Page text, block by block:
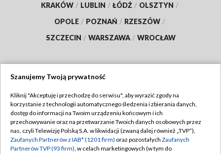
KRAKÓW / LUBLIN / ŁÓDŹ / OLSZTYN /
OPOLE / POZNAŃ / RZESZÓW /
SZCZECIN / WARSZAWA / WROCŁAW
TVP
Abonament TVP
Emisja w TVP
Regulamin TVP
Polityka prywatności
Szanujemy Twoją prywatność
Kliknij "Akceptuję i przechodzę do serwisu", aby wyrazić zgody na
korzystanie z technologii automatycznego śledzenia i zbierania danych,
dostęp do informacji na Twoim urządzeniu końcowym i ich
przechowywanie oraz na przetwarzanie Twoich danych osobowych przez
nas, czyli Telewizję Polską S.A. w likwidacji (zwaną dalej również „TVP”),
Zaufanych Partnerów z IAB* (1201 firm) oraz pozostałych Zaufanych
Partnerów TVP (93 firm), w celach marketingowych (w tym do